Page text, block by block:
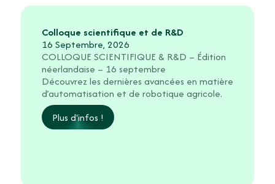
Colloque scientifique et de R&D
16 Septembre, 2026
COLLOQUE SCIENTIFIQUE & R&D – Édition
néerlandaise – 16 septembre
Découvrez les dernières avancées en matière
d’automatisation et de robotique agricole.
Plus d'infos !